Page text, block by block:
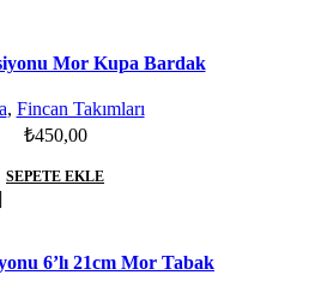
Mor Kupa Bardak
, Fincan Takımları
₺450,00
SEPETE EKLE
6’lı 21cm Mor Tabak